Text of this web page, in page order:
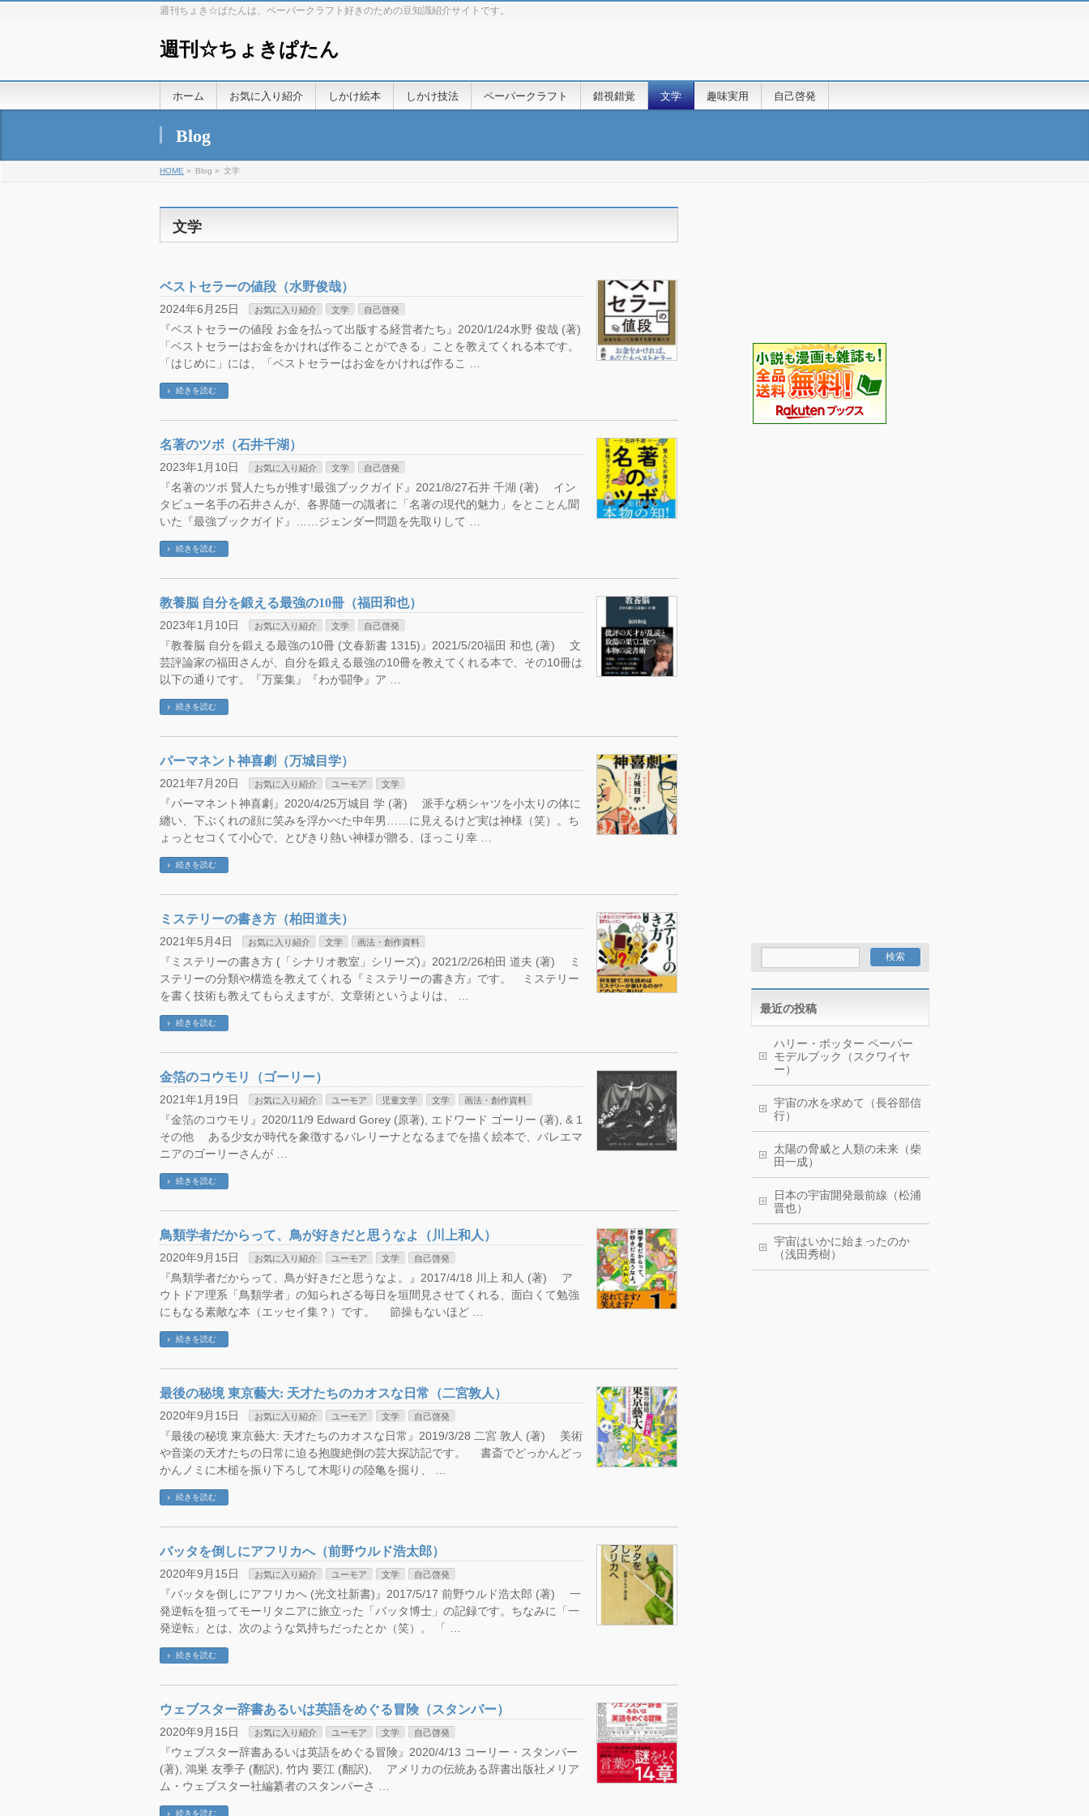
週刊ちょき☆ぱたんは、ペーパークラフト好きのための豆知識紹介サイトです。
週刊☆ちょきぱたん
ホーム お気に入り紹介 しかけ絵本 しかけ技法 ペーパークラフト 錯視錯覚 文学 趣味実用 自己啓発
Blog
HOME » Blog » 文学
文学
ベストセラーの値段（水野俊哉）
2024年6月25日 お気に入り紹介 文学 自己啓発
『ベストセラーの値段 お金を払って出版する経営者たち』2020/1/24水野 俊哉 (著)
「ベストセラーはお金をかければ作ることができる」ことを教えてくれる本です。
「はじめに」には、「ベストセラーはお金をかければ作るこ …
続きを読む
名著のツボ（石井千湖）
2023年1月10日 お気に入り紹介 文学 自己啓発
『名著のツボ 賢人たちが推す!最強ブックガイド』2021/8/27石井 千湖 (著) イン
タビュー名手の石井さんが、各界随一の識者に「名著の現代的魅力」をとことん聞
いた『最強ブックガイド』……ジェンダー問題を先取りして …
続きを読む
教養脳 自分を鍛える最強の10冊（福田和也）
2023年1月10日 お気に入り紹介 文学 自己啓発
『教養脳 自分を鍛える最強の10冊 (文春新書 1315)』2021/5/20福田 和也 (著) 文
芸評論家の福田さんが、自分を鍛える最強の10冊を教えてくれる本で、その10冊は
以下の通りです。『万葉集』『わが闘争』ア …
続きを読む
パーマネント神喜劇（万城目学）
2021年7月20日 お気に入り紹介 ユーモア 文学
『パーマネント神喜劇』2020/4/25万城目 学 (著) 派手な柄シャツを小太りの体に
纏い、下ぶくれの顔に笑みを浮かべた中年男……に見えるけど実は神様（笑）。ち
ょっとセコくて小心で、とびきり熱い神様が贈る、ほっこり幸 …
続きを読む
ミステリーの書き方（柏田道夫）
2021年5月4日 お気に入り紹介 文学 画法・創作資料
『ミステリーの書き方 (「シナリオ教室」シリーズ)』2021/2/26柏田 道夫 (著) ミ
ステリーの分類や構造を教えてくれる『ミステリーの書き方』です。 ミステリー
を書く技術も教えてもらえますが、文章術というよりは、 …
続きを読む
金箔のコウモリ（ゴーリー）
2021年1月19日 お気に入り紹介 ユーモア 児童文学 文学 画法・創作資料
『金箔のコウモリ』2020/11/9 Edward Gorey (原著), エドワード ゴーリー (著), & 1
その他 ある少女が時代を象徴するバレリーナとなるまでを描く絵本で、バレエマ
ニアのゴーリーさんが …
続きを読む
鳥類学者だからって、鳥が好きだと思うなよ（川上和人）
2020年9月15日 お気に入り紹介 ユーモア 文学 自己啓発
『鳥類学者だからって、鳥が好きだと思うなよ。』2017/4/18 川上 和人 (著) ア
ウトドア理系「鳥類学者」の知られざる毎日を垣間見させてくれる、面白くて勉強
にもなる素敵な本（エッセイ集？）です。 節操もないほど …
続きを読む
最後の秘境 東京藝大: 天才たちのカオスな日常（二宮敦人）
2020年9月15日 お気に入り紹介 ユーモア 文学 自己啓発
『最後の秘境 東京藝大: 天才たちのカオスな日常』2019/3/28 二宮 敦人 (著) 美術
や音楽の天才たちの日常に迫る抱腹絶倒の芸大探訪記です。 書斎でどっかんどっ
かんノミに木槌を振り下ろして木彫りの陸亀を掘り、 …
続きを読む
バッタを倒しにアフリカへ（前野ウルド浩太郎）
2020年9月15日 お気に入り紹介 ユーモア 文学 自己啓発
『バッタを倒しにアフリカへ (光文社新書)』2017/5/17 前野ウルド浩太郎 (著) 一
発逆転を狙ってモーリタニアに旅立った「バッタ博士」の記録です。ちなみに「一
発逆転」とは、次のような気持ちだったとか（笑）。 「 …
続きを読む
ウェブスター辞書あるいは英語をめぐる冒険（スタンパー）
2020年9月15日 お気に入り紹介 ユーモア 文学 自己啓発
『ウェブスター辞書あるいは英語をめぐる冒険』2020/4/13 コーリー・スタンパー
(著), 鴻巣 友季子 (翻訳), 竹内 要江 (翻訳), アメリカの伝統ある辞書出版社メリア
ム・ウェブスター社編纂者のスタンパーさ …
続きを読む
最近の投稿
ハリー・ポッター ペーパー
モデルブック（スクワイヤ
ー）
宇宙の水を求めて（長谷部信
行）
太陽の脅威と人類の未来（柴
田一成）
日本の宇宙開発最前線（松浦
晋也）
宇宙はいかに始まったのか
（浅田秀樹）